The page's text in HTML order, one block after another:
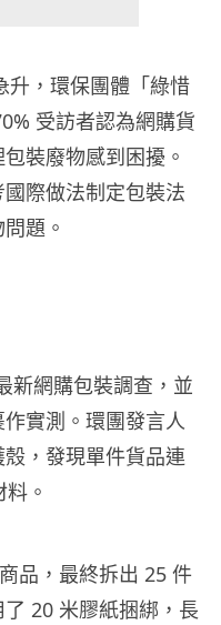
升，環保團體「綠惜
受訪者認為網購貨
裝廢物感到困擾。
際做法制定包裝法
題。
新網購包裝調查，並
實測。環團發言人
，發現單件貨品連
。
品，最終拆出 25 件
20 米膠紙捆綁，長